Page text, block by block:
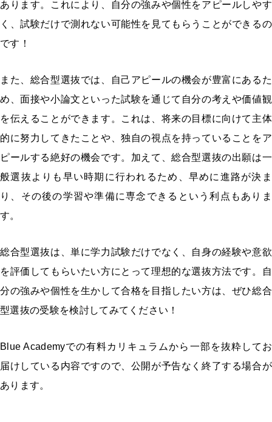
あります。これにより、自分の強みや個性をアピールしやす
く、試験だけで測れない可能性を見てもらうことができるの
です！
また、総合型選抜では、自己アピールの機会が豊富にあるた
め、面接や小論文といった試験を通じて自分の考えや価値観
を伝えることができます。これは、将来の目標に向けて主体
的に努力してきたことや、独自の視点を持っていることをア
ピールする絶好の機会です。加えて、総合型選抜の出願は一
般選抜よりも早い時期に行われるため、早めに進路が決ま
り、その後の学習や準備に専念できるという利点もありま
す。
総合型選抜は、単に学力試験だけでなく、自身の経験や意欲
を評価してもらいたい方にとって理想的な選抜方法です。自
分の強みや個性を生かして合格を目指したい方は、ぜひ総合
型選抜の受験を検討してみてください！
Blue Academyでの有料カリキュラムから一部を抜粋してお
届けしている内容ですので、公開が予告なく終了する場合が
あります。